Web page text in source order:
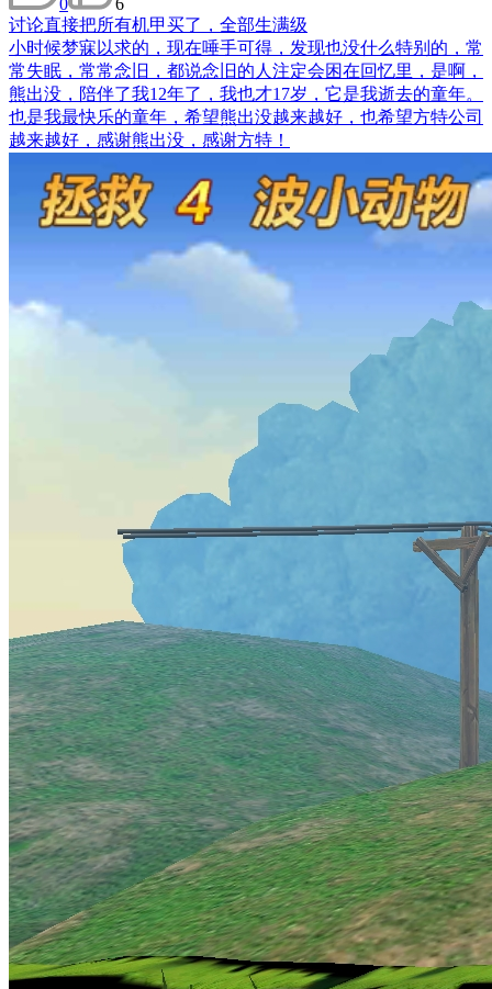
讨论直接把所有机甲买了，全部生满级
小时候梦寐以求的，现在唾手可得，发现也没什么特别的，常
常失眠，常常念旧，都说念旧的人注定会困在回忆里，是啊，
熊出没，陪伴了我12年了，我也才17岁，它是我逝去的童年。
也是我最快乐的童年，希望熊出没越来越好，也希望方特公司
越来越好，感谢熊出没，感谢方特！